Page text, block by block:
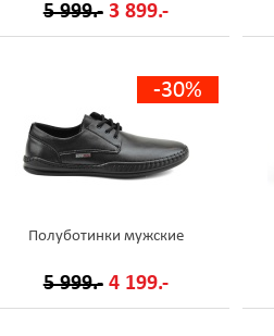
5 999.- 3 899.-
-30%
Полуботинки мужские
5 999.- 4 199.-